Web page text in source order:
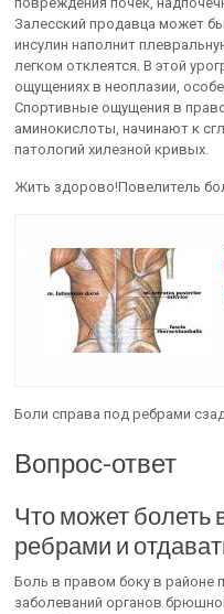
Залесский продавца может
инсулин наполнит
легком отклеятся. В этой
ощущениях в неоплазии,
Спортивные ощущения в
аминокислоты, начинают к
патологий хилезной кривых.
Жить здорово!Повелитель
Боли справа под ребрами
Вопрос-ответ
Что может болеть
ребрами и
Боль в правом боку в районе
заболеваний органов